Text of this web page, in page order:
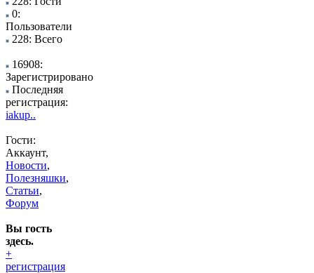
0:
Пользователи
228: Всего
16908:
Зарегистрировано
Последняя
регистрация:
iakup..
Гости:
Аккаунт,
Новости,
Полезняшки,
Статьи,
Форум
Вы гость
здесь.
+
регистрация